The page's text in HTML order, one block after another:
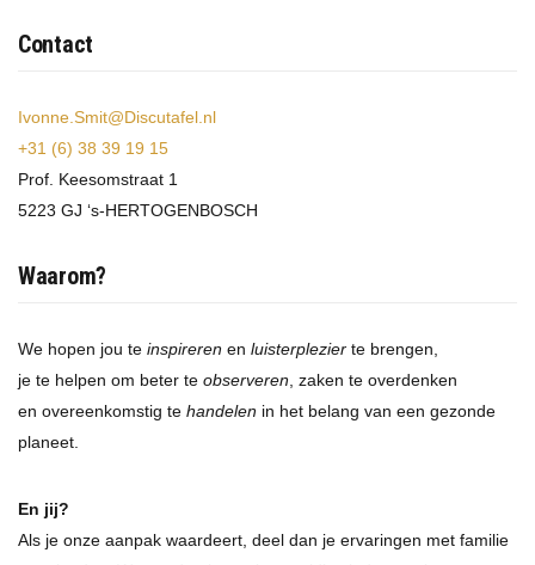
Contact
Ivonne.Smit@Discutafel.nl
+31 (6) 38 39 19 15
Prof. Keesomstraat 1
5223 GJ ‘s-HERTOGENBOSCH
Waarom?
We hopen jou te inspireren en luisterplezier te brengen,
je te helpen om beter te observeren , zaken te overdenken
en overeenkomstig te handelen in het belang van een gezonde
planeet.
En jij?
Als je onze aanpak waardeert, deel dan je ervaringen met familie